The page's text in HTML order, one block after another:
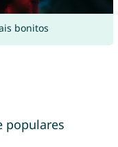
bonitos
populares